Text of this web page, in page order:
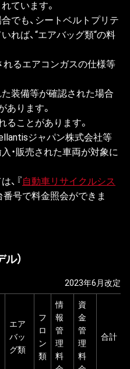
ています。
でも、シートベルトプリテ
れば、“エアバッグ類“の料
れるエアコンガスの仕様等
装備等が確認された場合
あります。
ることがあります。
ジャパン株式会社等
・販売された車両が対象に
、『自動車リサイクルシス
番号で料金照会ができま
）
2023年6月改定
エア
バッ
グ類
フ
ロ
ン
類
情
報
管
理
料
資
金
管
理
料
合計